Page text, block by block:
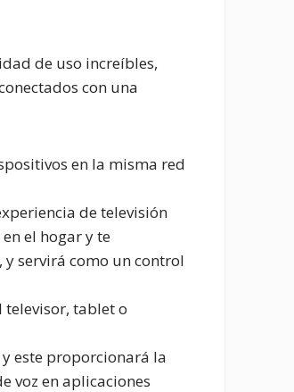
de uso increíbles,
con una
en la misma red
de televisión
el hogar y te
servirá como un control
televisor, tablet o
este proporcionará la
voz en aplicaciones